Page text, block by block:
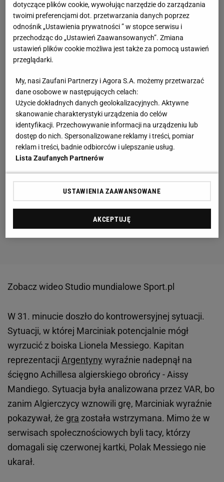
Zobacz wideoStudio mundialowe Sport.pl
W 31. minucie doszło do kontrowersyjnej sytuacji.
Sytuacji, w której Marciniak potencjalnie mógł
wyrzucić z boiska Lionela Messiego. Kapitan
reprezentacji Argentyny wyraźnie nadepnął na
ścięgno Achillesa algierskiego obrońcy - Aissy
Mandiego. Sytuacja była analizowana przez VAR, bo
zanim Algierczycy wznowili grę, Marciniak wyraźnie
pokazywał, że gra została wstrzymana. Mimo że w
serwisach społecznościowych byli tacy, którzy
domagali się czerwonej kartki, Polak Messiego nie
ukarał.
dotyczące plików cookie, wywołując narzędzie do zarządzania
twoimi preferencjami dot. przetwarzania danych poprzez
odnośnik „Ustawienia prywatności ” w stopce serwisu i
przechodząc do „Ustawień Zaawansowanych”. Zmiana
ustawień plików cookie możliwa jest także za pomocą ustawień
przeglądarki.
My, nasi Zaufani Partnerzy i Agora S.A. możemy przetwarzać
dane osobowe w następujących celach:
Użycie dokładnych danych geolokalizacyjnych. Aktywne
skanowanie charakterystyki urządzenia do celów
identyfikacji. Przechowywanie informacji na urządzeniu lub
dostęp do nich. Spersonalizowane reklamy i treści, pomiar
reklam i treści, badnie odbiorców i ulepszanie usług.
Lista Zaufanych Partnerów
USTAWIENIA ZAAWANSOWANE
AKCEPTUJĘ